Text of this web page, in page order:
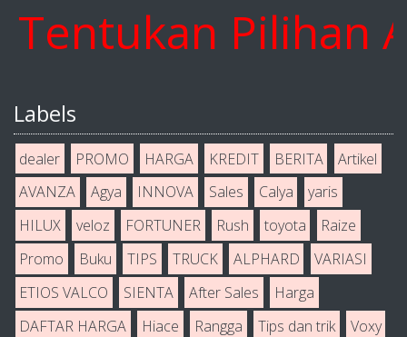
Pilihan
Labels
dealer PROMO HARGA KREDIT BERITA
Artikel
AVANZA
Agya INNOVA Sales Calya
yaris
HILUX
veloz FORTUNER Rush toyota
Raize
Promo
Buku TIPS TRUCK ALPHARD
VARIASI
ETIOS VALCO
SIENTA After Sales
Harga
DAFTAR HARGA
Hiace Rangga Tips dan trik
Voxy